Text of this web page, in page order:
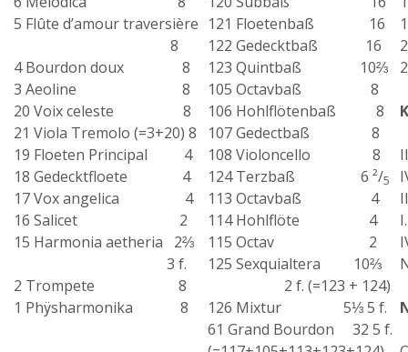
5 Flûte d’amour traversière
8
4 Bourdon doux 8
3 Aeoline 8
20 Voix celeste 8
21 Viola Tremolo (=3+20) 8
19 Floeten Principal 4
18 Gedecktfloete 4
17 Vox angelica 4
16 Salicet 2
15 Harmonia aetheria 2⅔
3 f.
2 Trompete 8
1 Phÿsharmonika 8
121 Floetenbaß 16
122 Gedecktbaß 16
123 Quintbaß 10⅔
105 Octavbaß 8
106 Hohlflötenbaß 8
107 Gedectbaß 8
108 Violoncello 8
124 Terzbaß 6 ²/5
113 Octavbaß 4
114 Hohlflöte 4
115 Octav 2
125 Sexquialtera 10⅔
2 f. (=123 + 124)
126 Mixtur 5⅓ 5 f.
61 Grand Bourdon 32 5 f.